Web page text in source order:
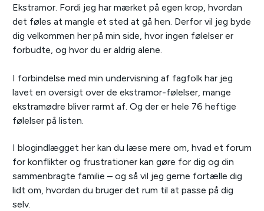
Ekstramor. Fordi jeg har mærket på egen krop, hvordan
det føles at mangle et sted at gå hen. Derfor vil jeg byde
dig velkommen her på min side, hvor ingen følelser er
forbudte, og hvor du er aldrig alene.
I forbindelse med min undervisning af fagfolk har jeg
lavet en oversigt over de ekstramor-følelser, mange
ekstramødre bliver rarmt af. Og der er hele 76 heftige
følelser på listen.
I blogindlægget her kan du læse mere om, hvad et forum
for konflikter og frustrationer kan gøre for dig og din
sammenbragte familie – og så vil jeg gerne fortælle dig
lidt om, hvordan du bruger det rum til at passe på dig
selv.